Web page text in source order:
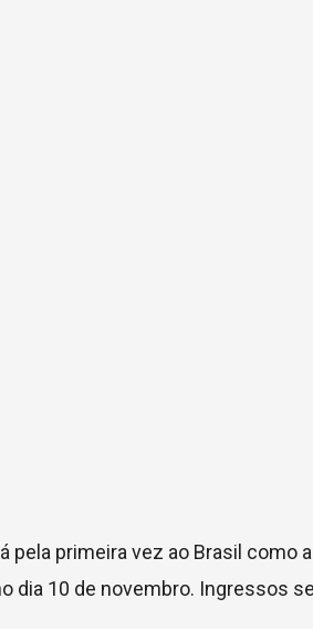
primeira vez ao Brasil como
dia 10 de novembro. Ingressos